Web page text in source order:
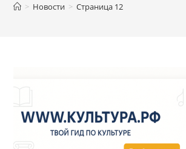
> Новости > Страница 12